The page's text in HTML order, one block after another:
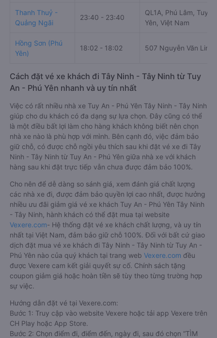
Thanh Thuỷ -
Quảng Ngãi
23:40 - 23:40
QL1A, Phú Lâm, Tuy
Yên, Việt Nam
Hồng Sơn (Phú
Yên)
18:02 - 18:02 507 Nguyễn Văn Linh
Cách đặt vé xe khách đi Tây Ninh - Tây Ninh từ Tuy
An - Phú Yên nhanh và uy tín nhất
Việc có rất nhiều nhà xe Tuy An - Phú Yên Tây Ninh - Tây Ninh
giúp cho du khách có đa dạng sự lựa chọn. Đây cũng có thể
là một điều bất lợi làm cho hàng khách không biết nên chọn
nhà xe nào là phù hợp với mình. Bên cạnh đó, việc đảm bảo
giữ chỗ, có được chỗ ngồi yêu thích sau khi đặt vé xe đi Tây
Ninh - Tây Ninh từ Tuy An - Phú Yên giữa nhà xe với khách
hàng sau khi đặt trực tiếp vẫn chưa được đảm bảo 100%.
Cho nên để dễ dàng so sánh giá, xem đánh giá chất lượng
các nhà xe đi, được đảm bảo quyền lợi cao nhất, được hưởng
nhiều ưu đãi giảm giá vé xe khách Tuy An - Phú Yên Tây Ninh
- Tây Ninh, hành khách có thể đặt mua tại website
Vexere.com- Hệ thống đặt vé xe khách chất lượng, và uy tín
nhất tại Việt Nam, đảm bảo giữ chỗ 100%. Đối với bất cứ giao
dịch đặt mua vé xe khách đi Tây Ninh - Tây Ninh từ Tuy An -
Phú Yên nào của quý khách tại trang web Vexere.com đều
được Vexere cam kết giải quyết sự cố. Chính sách tặng
coupon giảm giá hoặc hoàn tiền sẽ tùy theo từng trường hợp
sự việc.
Hướng dẫn đặt vé tại Vexere.com:
Bước 1: Truy cập vào website Vexere hoặc tải app Vexere trên
CH Play hoặc App Store.
Bước 2: Chọn điểm đi, điểm đến, ngày đi, sau đó chọn “TÌM